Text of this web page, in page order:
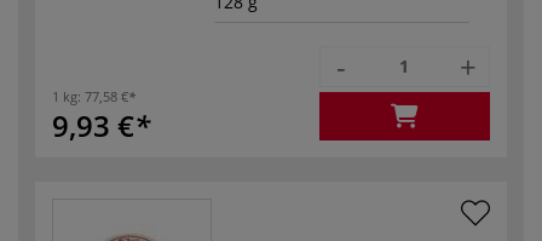
1 kg: 77,58 €
9,93 €
- +